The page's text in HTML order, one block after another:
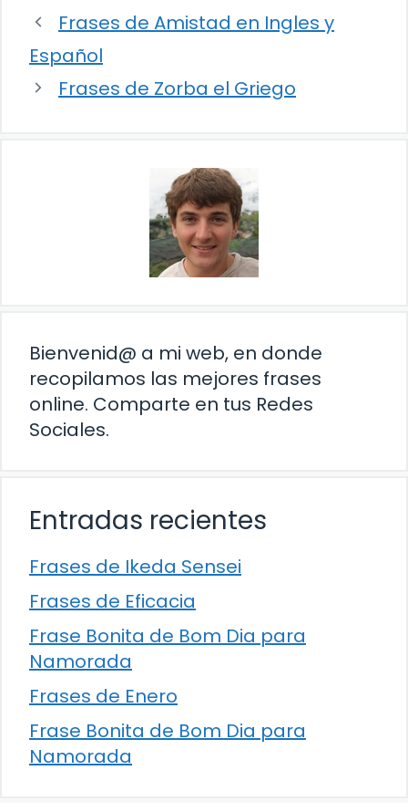
Frases de Amistad en Ingles y
Español
Frases de Zorba el Griego
Bienvenid@ a mi web, en donde
recopilamos las mejores frases
online. Comparte en tus Redes
Sociales.
Entradas recientes
Frases de Ikeda Sensei
Frases de Eficacia
Frase Bonita de Bom Dia para
Namorada
Frases de Enero
Frase Bonita de Bom Dia para
Namorada